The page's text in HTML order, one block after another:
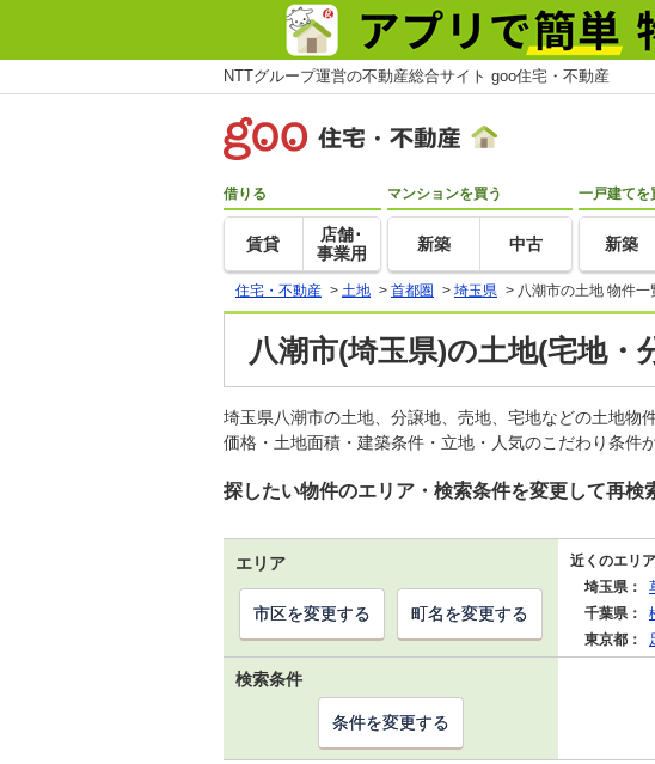
NTTグループ運営の不動産総合サイト goo住宅・不動産
借りる
賃貸
店舗･
事業用
マンションを買う
新築 中古
一戸建てを
新築
住宅・不動産 > 土地 > 首都圏 > 埼玉県 > 八潮市の土地 物件一
八潮市(埼玉県)の土地(宅地・
埼玉県八潮市の土地、分譲地、売地、宅地などの土地物
価格・土地面積・建築条件・立地・人気のこだわり条件
探したい物件のエリア・検索条件を変更して再検
エリア
近くのエリ
埼玉県：
千葉県：
東京都：
市区を変更する 町名を変更する
検索条件
条件を変更する